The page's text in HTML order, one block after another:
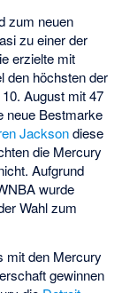
zum neuen
zu einer der
erzielte mit
den höchsten der
August mit 47
neue Bestmarke
Jacksondiese
die Mercury
Aufgrund
wurde
Wahl zum
mit den Mercury
gewinnen